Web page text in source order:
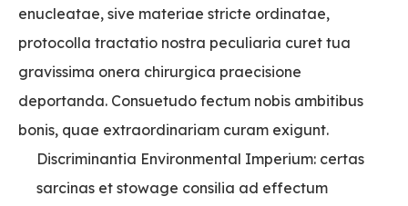
enucleatae, sive materiae stricte ordinatae,
protocolla tractatio nostra peculiaria curet tua
gravissima onera chirurgica praecisione
deportanda. Consuetudo fectum nobis ambitibus
bonis, quae extraordinariam curam exigunt.
Discriminantia Environmental Imperium: certas
sarcinas et stowage consilia ad effectum